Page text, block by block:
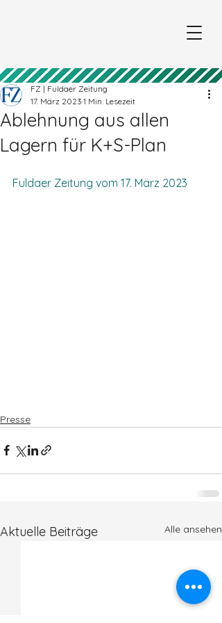
Ablehnung aus allen
Lagern für K+S-Plan
FZ | Fuldaer Zeitung
17. März 2023 1 Min. Lesezeit
Fuldaer Zeitung vom 17. März 2023
Presse
Aktuelle Beiträge Alle ansehen